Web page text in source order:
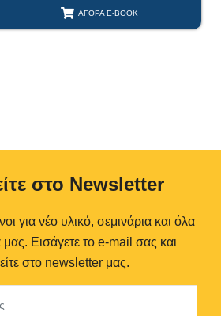
ΑΓΟΡΆ E-BOOK
στο Newsletter
για νέο υλικό, σεμινάρια και όλα
μας. Εισάγετε το e-mail σας και
στο newsletter μας.